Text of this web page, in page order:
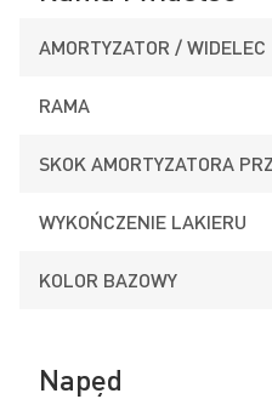
AMORTYZATOR / WIDELEC
RAMA
SKOK AMORTYZATORA
WYKOŃCZENIE LAKIERU
KOLOR BAZOWY
Napęd